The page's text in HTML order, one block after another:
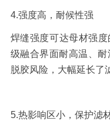
4.强度高，耐候性强
焊缝强度可达母材强度
级融合界面耐高温、
脱胶风险，大幅延长了
5.热影响区小，保护滤